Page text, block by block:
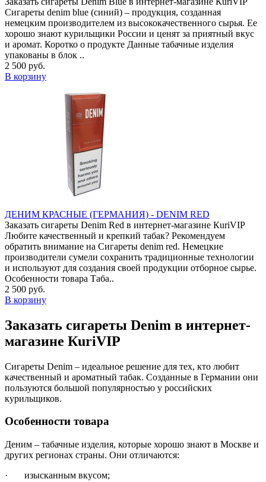
Сигареты denim blue (синий) – продукция, созданная
немецким производителем из высококачественного сырья. Ее
хорошо знают курильщики России и ценят за приятный вкус
и аромат. Коротко о продукте Данные табачные изделия
упакованы в блок ..
2 500 руб.
В корзину
ДЕНИМ КРАСНЫЕ (ГЕРМАНИЯ) - DENIM RED
Заказать сигареты Denim Red в интернет-магазине КuriVIP
Любите качественный и крепкий табак? Рекомендуем
обратить внимание на Сигареты denim red. Немецкие
производители сумели сохранить традиционные технологии
и используют для создания своей продукции отборное сырье.
Особенности товара Таба..
2 500 руб.
В корзину
Заказать сигареты Denim в интернет-
магазине КuriVIP
Сигареты Denim – идеальное решение для тех, кто любит
качественный и ароматный табак. Созданные в Германии они
пользуются большой популярностью у российских
курильщиков.
Особенности товара
Деним – табачные изделия, которые хорошо знают в Москве и
других регионах страны. Они отличаются:
· изысканным вкусом;